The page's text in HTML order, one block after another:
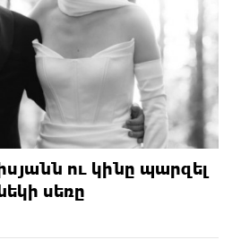
ու կինը պարզել
սեռը